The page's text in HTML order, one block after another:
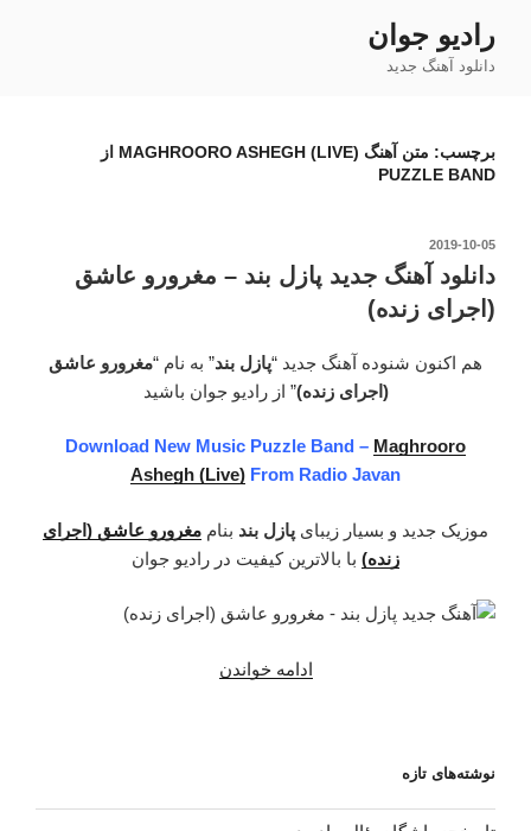
محتوا
رادیو جوان
دانلود آهنگ جدید
برچسب:
متن آهنگ MAGHROORO ASHEGH (LIVE) از
PUZZLE BAND
نوشته‌شده
2019-10-05
دانلود آهنگ جدید پازل بند – مغرورو عاشق
(اجرای زنده)
هم اکنون شنوده آهنگ جدید “پازل بند” به نام “مغرورو عاشق
(اجرای زنده)” از رادیو جوان باشید
Download New Music Puzzle Band – Maghrooro
Ashegh (Live) From Radio Javan
موزیک جدید و بسیار زیبای پازل بند بنام مغرورو عاشق (اجرای
زنده) با بالاترین کیفیت در رادیو جوان
ادامه خواندن
–
نوشته‌های تازه